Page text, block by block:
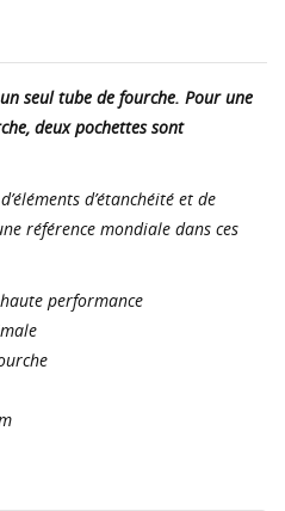
seul tube de fourche. Pour une
deux pochettes sont
d’étanchéité et de
référence mondiale dans ces
performance